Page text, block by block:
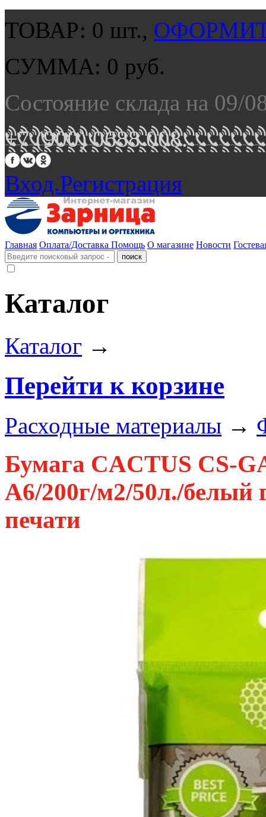
ТОВАР: 0 шт.,
СУММА: 0 руб.
Состояние склада на 09/
+7 (900) 0688 008.
Вход.Регистрация
Главная Оплата/Доставка Помощь О магазине Новости
Каталог
Каталог →
Перейти к корзине
Расходные материалы →
Бумага CACTUS CS-
A6/200г/м2/50л./белый
печати